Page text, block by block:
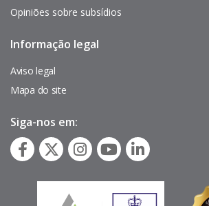
Opiniões sobre subsídios
Pie
página
Informação legal
Aviso legal
Mapa do site
Siga-nos em: